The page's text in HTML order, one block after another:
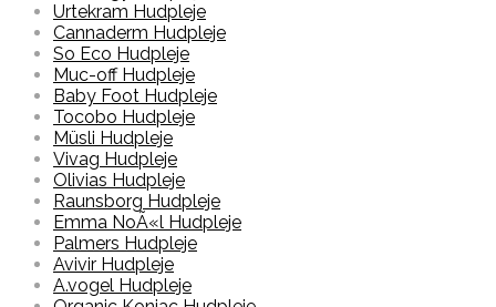
Urtekram Hudpleje
Cannaderm Hudpleje
So Eco Hudpleje
Muc-off Hudpleje
Baby Foot Hudpleje
Tocobo Hudpleje
Müsli Hudpleje
Vivag Hudpleje
Olivias Hudpleje
Raunsborg Hudpleje
Emma NoÃ«l Hudpleje
Palmers Hudpleje
Avivir Hudpleje
A.vogel Hudpleje